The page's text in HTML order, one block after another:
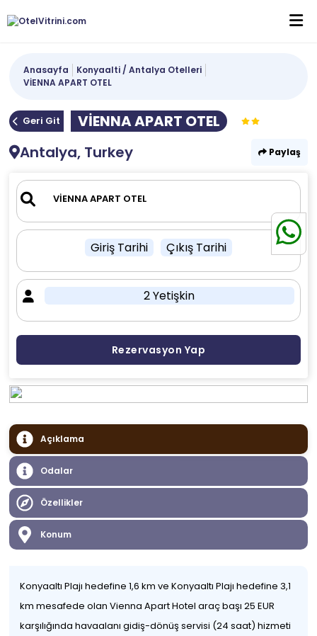
Anasayfa
Konyaalti / Antalya Otelleri
VİENNA APART OTEL
Geri Git
VİENNA APART OTEL
Antalya, Turkey
Paylaş
Giriş Tarihi Çıkış Tarihi
2 Yetişkin
Rezervasyon Yap
Açıklama
Odalar
Özellikler
Konum
Konyaaltı Plajı hedefine 1,6 km ve Konyaaltı Plajı hedefine 3,1
km mesafede olan Vienna Apart Hotel araç başı 25 EUR
karşılığında havaalanı gidiş-dönüş servisi (24 saat) hizmeti